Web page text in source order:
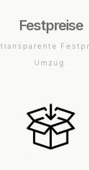
Festpreise
Umzug.